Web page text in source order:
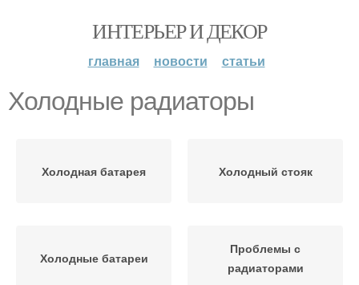
ИНТЕРЬЕР И ДЕКОР
главная новости статьи
Холодные радиаторы
Холодная батарея Холодный стояк
Холодные батареи
Проблемы с
радиаторами